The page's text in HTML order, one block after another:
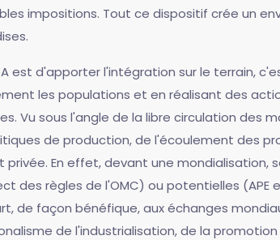
impositions. Tout ce dispositif crée un
est d'apporter l'intégration sur le terrain,
les populations et en réalisant des
Vu sous l'angle de la libre circulation des
de production, de l'écoulement des
En effet, devant une
des règles de l'OMC) ou potentielles
de façon bénéfique, aux échanges
de l'industrialisation, de la